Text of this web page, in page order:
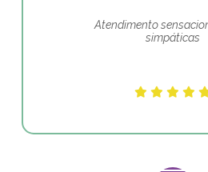
Atendimento
simpáticas